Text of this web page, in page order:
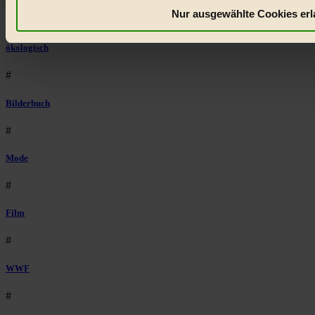
Nur ausgewählte Cookies
ökologisch
#
Bilderbuch
#
Mode
#
Film
#
WWF
#